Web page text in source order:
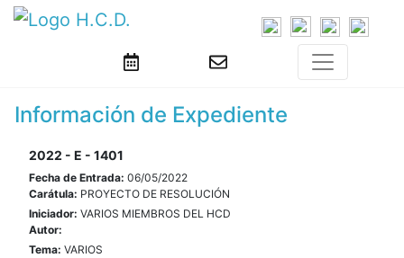
Información de Expediente
2022 - E - 1401
Fecha de Entrada: 06/05/2022
Carátula: PROYECTO DE RESOLUCIÓN
Iniciador: VARIOS MIEMBROS DEL HCD
Autor:
Tema: VARIOS